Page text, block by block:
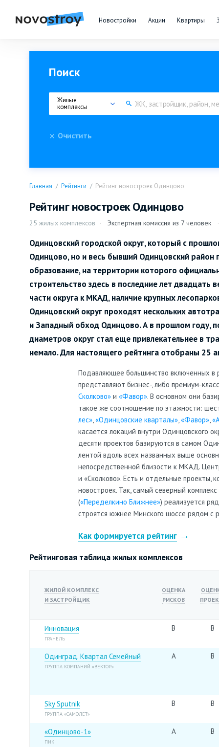
Новостройки Акции Квартиры
Поиск
Жилые
комплексы
Очистить
Главная Рейтинги Рейтинг новостроек Одинцово
Рейтинг новостроек Одинцово
25 жилых комплексов Экспертная комиссия из 7 человек
Одинцовский городской округ, который с
Одинцово, но и весь бывший Одинцовский район
образование, на территории которого
строительство здесь в последние лет двадцать
части округа к МКАД, наличие крупных
Одинцовский округ проходят нескольких
и Западный обход Одинцово. А в прошлом году,
диаметров округ стал еще привлекательнее в
немало. Для настоящего рейтинга отобраны 25
Подавляющее большинство включенных в
представляют бизнес-, либо премиум-
Сколково» и «Фавор». В основном они
такое же соотношение по этажности:
лес»,«Одинцовские кварталы»,«Фавор»,
касается локаций внутри Одинцовского
десяти проектов базируются в самом
лентой вдоль всех названных выше
непосредственной близости к МКАД.
и «Сколково». Есть и отдельные
новостроек. Так, самый северный комплекс
(«Переделкино Ближнее») реализуется
строятся южнее Минского шоссе рядом с
Как формируется рейтинг
Рейтинговая таблица жилых комплексов
ЖИЛОЙ КОМПЛЕКС
И ЗАСТРОЙЩИК
ОЦЕНКА
РИСКОВ
Инновация
ГРАНЕЛЬ
B B
Одинград. Квартал Семейный
ГРУППА КОМПАНИЙ «ВЕКТОР»
A B
Sky Sputnik
ГРУППА «САМОЛЕТ»
B B
«Одинцово-1»
ПИК
A B